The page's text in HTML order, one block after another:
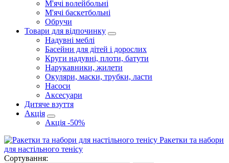
М'ячі волейбольні
М'ячі баскетбольні
Обручи
Товари для відпочинку
Надувні меблі
Басейни для дітей і дорослих
Круги надувні, плоти, батути
Нарукавники, жилети
Окуляри, маски, трубки, ласти
Насоси
Аксесуари
Дитяче взуття
Акція
Акція -50%
Ракетки та набори
для настільного тенісу
Сортування: